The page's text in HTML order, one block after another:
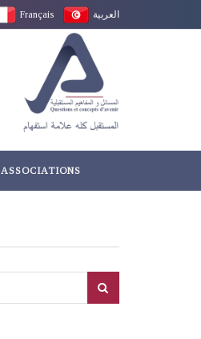
Français العربية
ASSOCIATIONS